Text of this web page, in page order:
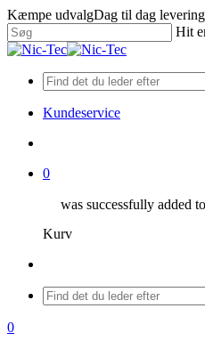
Skip
to
main
Kæmpe udvalgDag til dag levering
Hit
Close
Kundeservice
0
was successfully added
Kurv
Menu
search
0